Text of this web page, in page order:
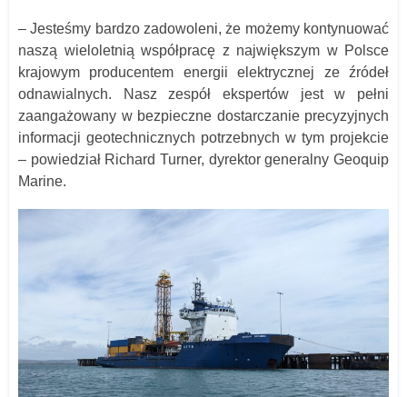
– Jesteśmy bardzo zadowoleni, że możemy kontynuować
naszą wieloletnią współpracę z największym w Polsce
krajowym producentem energii elektrycznej ze źródeł
odnawialnych. Nasz zespół ekspertów jest w pełni
zaangażowany w bezpieczne dostarczanie precyzyjnych
informacji geotechnicznych potrzebnych w tym projekcie
– powiedział Richard Turner, dyrektor generalny Geoquip
Marine.